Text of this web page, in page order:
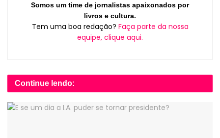
Somos um time de jornalistas apaixonados por
livros e cultura.
Tem uma boa redação? Faça parte da nossa
equipe, clique aqui.
Continue lendo: